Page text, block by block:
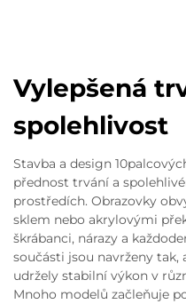
Vylepšená
spolehlivost
Stavba a design
přednost trvání a
prostředích. Obrazovky
sklem nebo akrylovými
škrábanci, nárazy a
součásti jsou navrženy
udržely stabilní výkon v
Mnoho modelů začleňuje